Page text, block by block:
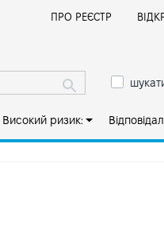
ПРО РЕЄСТР
Високий ризик: